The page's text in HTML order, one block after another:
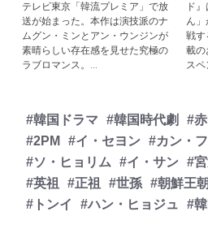
テレビ東京「韓流プレミア」で放
送が始まった。本作は演技派のナ
ムグン・ミンとアン・ウンジンが
素晴らしい存在感を見せた究極の
ラブロマンス。...
ド
ん
戦す
載の
スペ
#韓国ドラマ #韓国時代劇 #
#2PM
#イ・セヨン #カン・
#ソ・ヒョリム
#イ・サン #
#英祖
#正祖 #世孫 #朝鮮王朝
#トンイ
#ハン・ヒョジュ #